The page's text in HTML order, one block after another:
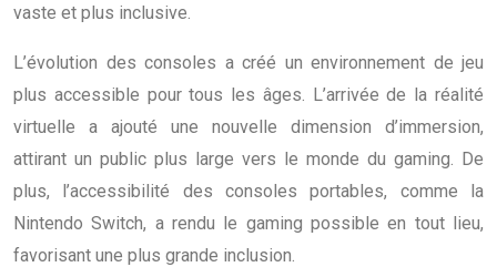
vaste et plus inclusive.
L’évolution des consoles a créé un environnement de jeu
plus accessible pour tous les âges. L’arrivée de la réalité
virtuelle a ajouté une nouvelle dimension d’immersion,
attirant un public plus large vers le monde du gaming. De
plus, l’accessibilité des consoles portables, comme la
Nintendo Switch, a rendu le gaming possible en tout lieu,
favorisant une plus grande inclusion.